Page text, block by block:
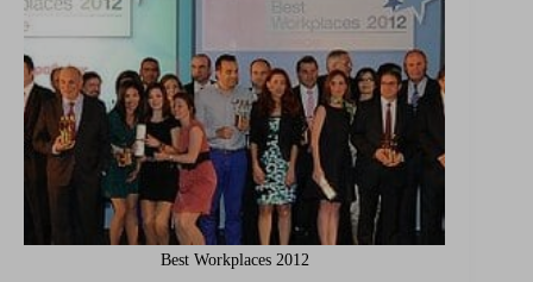
Best Workplaces 2012